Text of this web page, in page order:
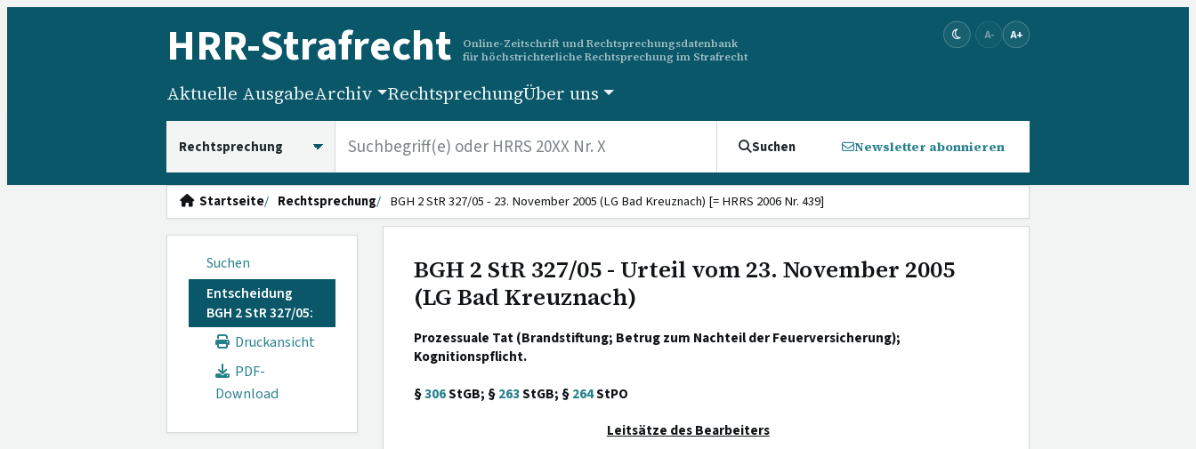
HRR-Strafrecht
Online-Zeitschrift und Rechtsprechungsdatenbank
für höchstrichterliche Rechtsprechung im Strafrecht
A- A+
Aktuelle AusgabeArchiv RechtsprechungÜber uns
Suchen Newsletter abonnieren
Startseite Rechtsprechung BGH 2 StR 327/05 - 23. November 2005 (LG Bad Kreuznach) [= HRRS 2006 Nr. 439]
Suchen
Entscheidung
BGH 2 StR 327/05:
Druckansicht
PDF-
Download
BGH 2 StR 327/05 - Urteil vom 23. November 2005
(LG Bad Kreuznach)
Prozessuale Tat (Brandstiftung; Betrug zum Nachteil der Feuerversicherung);
Kognitionspflicht.
§306StGB; §263StGB; §264StPO
Leitsätze des Bearbeiters